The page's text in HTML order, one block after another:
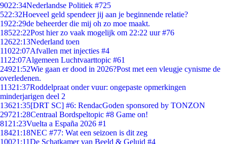
9022:34Nederlandse Politiek #725
522:32Hoeveel geld spendeer jij aan je beginnende relatie?
1922:29de beheerder die mij oh zo moe maakt.
18522:22Post hier zo vaak mogelijk om 22:22 uur #76
12622:13Nederland toen
11022:07Afvallen met injecties #4
11 22:07Algemeen Luchtvaarttopic #61
24921:52Wie gaan er dood in 2026?Post met een vleugje cynisme de
overledenen.
11321:37Roddelpraat onder vuur: ongepaste opmerkingen
minderjarigen deel 2
13621:35[DRT SC] #6: RendacGoden sponsored by TONZON
29721:28Centraal Bordspeltopic #8 Game on!
81 21:23Vuelta a España 2026 #1
18421:18NEC #77: Wat een seizoen is dit zeg
10021:11De Schatkamer van Beeld & Geluid #4